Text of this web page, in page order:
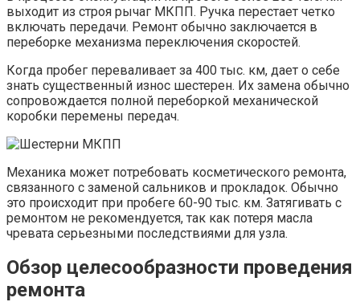
выходит из строя рычаг МКПП. Ручка перестает четко
включать передачи. Ремонт обычно заключается в
переборке механизма переключения скоростей.
Когда пробег переваливает за 400 тыс. км, дает о себе
знать существенный износ шестерен. Их замена обычно
сопровождается полной переборкой механической
коробки перемены передач.
Механика может потребовать косметического ремонта,
связанного с заменой сальников и прокладок. Обычно
это происходит при пробеге 60-90 тыс. км. Затягивать с
ремонтом не рекомендуется, так как потеря масла
чревата серьезными последствиями для узла.
Обзор целесообразности проведения
ремонта